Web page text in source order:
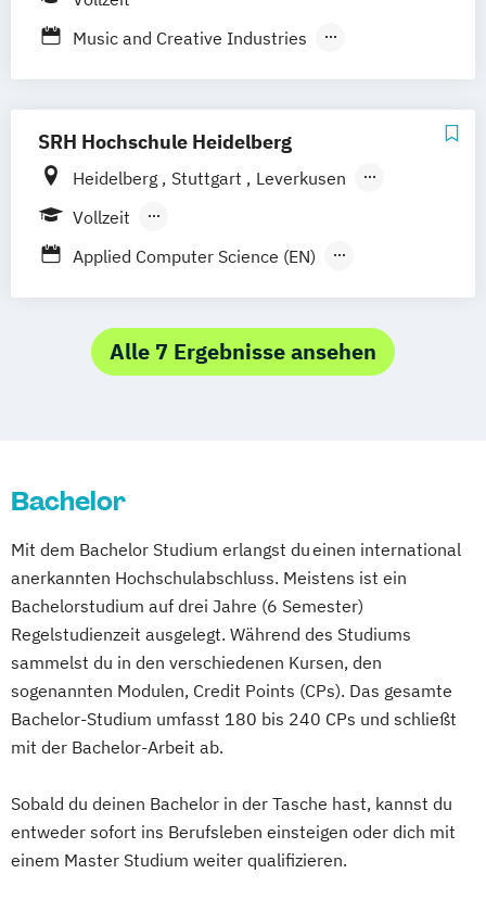
Music and Creative Industries
SRH Hochschule Heidelberg
Heidelberg Stuttgart
Leverkusen
Hamburg
Vollzeit
Berufsbegleitendes Präsenzstudium
Applied Computer Science (EN)
Strategic Communication & Leadership
Virtual Reality and Game Development
Alle 7 Ergebnisse ansehen
Bachelor
Mit dem Bachelor Studium erlangst du einen international
anerkannten Hochschulabschluss. Meistens ist ein
Bachelorstudium auf drei Jahre (6 Semester)
Regelstudienzeit ausgelegt. Während des Studiums
sammelst du in den verschiedenen Kursen, den
sogenannten Modulen, Credit Points (CPs). Das gesamte
Bachelor-Studium umfasst 180 bis 240 CPs und schließt
mit der Bachelor-Arbeit ab.
Sobald du deinen Bachelor in der Tasche hast, kannst du
entweder sofort ins Berufsleben einsteigen oder dich mit
einem Master Studium weiter qualifizieren.